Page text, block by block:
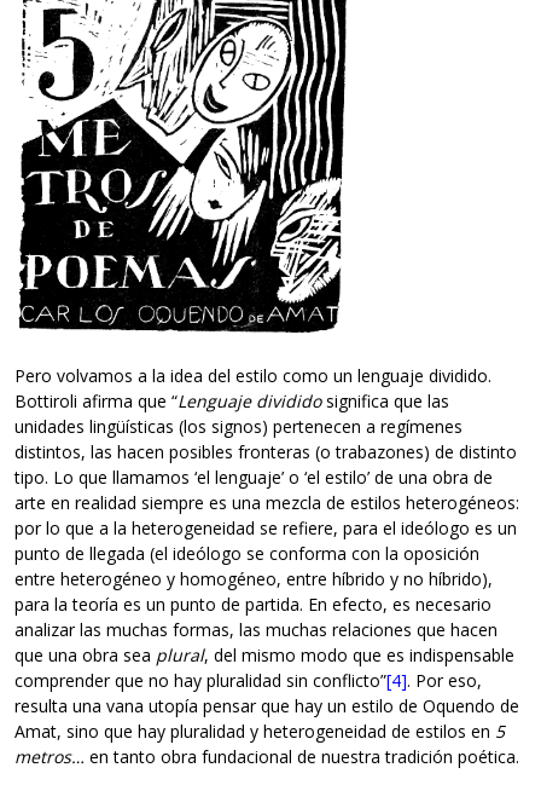
Pero volvamos a la idea del estilo como un lenguaje dividido.
Bottiroli afirma que “Lenguaje divididosignifica que las
unidades lingüísticas (los signos) pertenecen a regímenes
distintos, las hacen posibles fronteras (o trabazones) de distinto
tipo. Lo que llamamos ‘el lenguaje’ o ‘el estilo’ de una obra de
arte en realidad siempre es una mezcla de estilos heterogéneos:
por lo que a la heterogeneidad se refiere, para el ideólogo es un
punto de llegada (el ideólogo se conforma con la oposición
entre heterogéneo y homogéneo, entre híbrido y no híbrido),
para la teoría es un punto de partida. En efecto, es necesario
analizar las muchas formas, las muchas relaciones que hacen
que una obra sea plural, del mismo modo que es indispensable
comprender que no hay pluralidad sin conflicto”[4]. Por eso,
resulta una vana utopía pensar que hay un estilo de Oquendo de
Amat, sino que hay pluralidad y heterogeneidad de estilos en 5
metros… en tanto obra fundacional de nuestra tradición poética.